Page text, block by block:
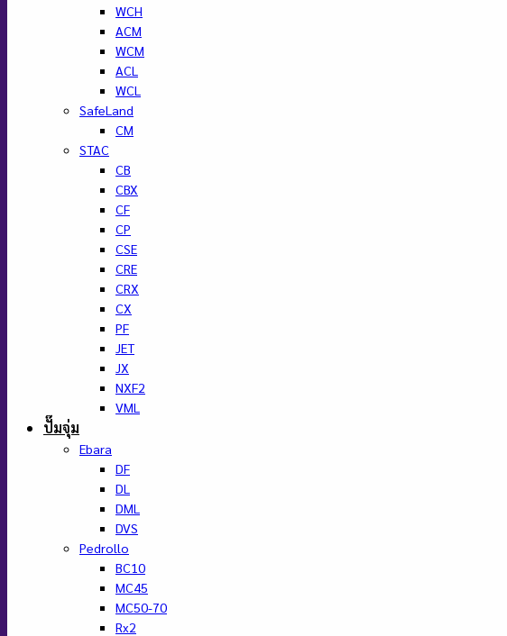
WCH
ACM
WCM
ACL
WCL
SafeLand
CM
STAC
CB
CBX
CF
CP
CSE
CRE
CRX
CX
PF
JET
JX
NXF2
VML
ปั๊มจุ่ม
Ebara
DF
DL
DML
DVS
Pedrollo
BC10
MC45
MC50-70
Rx2